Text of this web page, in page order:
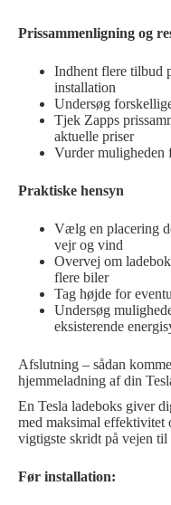
Prissammenligning og
Indhent flere tilbud
installation
Undersøg
Tjek Zapps
aktuelle priser
Vurder muligheden
Praktiske hensyn
Vælg en placering
vejr og vind
Overvej om
flere biler
Tag højde for
Undersøg
eksisterende
Afslutning – sådan
hjemmeladning af din
En Tesla ladeboks giver
med maksimal effektivitet
vigtigste skridt på vejen
Før installation: